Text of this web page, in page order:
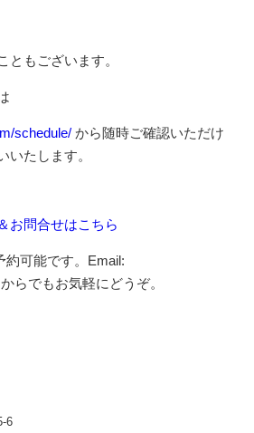
ともございます。
schedule/ から随時ご確認いただけ
いたします。
お問合せはこちら
約可能です。Email:
からでもお気軽にどうぞ。
6